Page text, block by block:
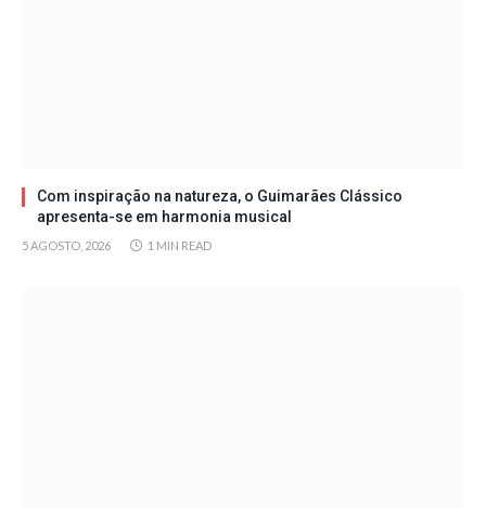
Com inspiração na natureza, o Guimarães Clássico
apresenta-se em harmonia musical
5 AGOSTO, 2026 1 MIN READ